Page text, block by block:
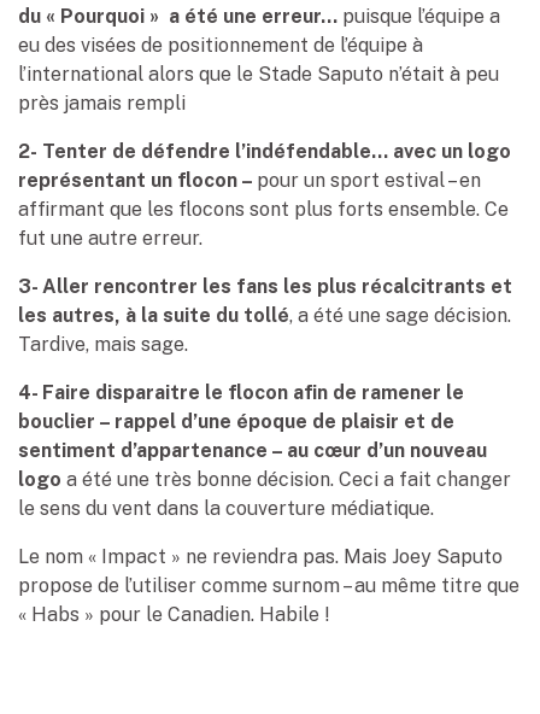
du « Pourquoi » a été une erreur… puisque l’équipe a
eu des visées de positionnement de l’équipe à
l’international alors que le Stade Saputo n’était à peu
près jamais rempli
2- Tenter de défendre l’indéfendable… avec un logo
représentant un flocon – pour un sport estival – en
affirmant que les flocons sont plus forts ensemble. Ce
fut une autre erreur.
3- Aller rencontrer les fans les plus récalcitrants et
les autres, à la suite du tollé, a été une sage décision.
Tardive, mais sage.
4- Faire disparaitre le flocon afin de ramener le
bouclier – rappel d’une époque de plaisir et de
sentiment d’appartenance – au cœur d’un nouveau
logo a été une très bonne décision. Ceci a fait changer
le sens du vent dans la couverture médiatique.
Le nom « Impact » ne reviendra pas. Mais Joey Saputo
propose de l’utiliser comme surnom – au même titre que
« Habs » pour le Canadien. Habile !